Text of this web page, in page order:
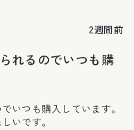
2週間前
れるのでいつも購
いつも購入しています。
いです。